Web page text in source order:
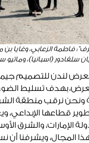
فاطمة الزعابي، وغايا بن
سلفادور (اسبانيا)،
لندن للتصميم
بهدف تسليط الضوء
ونحن نرقب منطقة
قطاعها الإبداعي،
الإمارات، والشرق
هذا المجال، ويشرفنا